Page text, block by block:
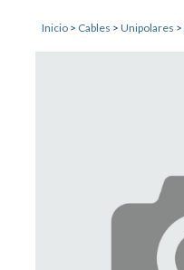
Inicio > Cables > Unipolares >